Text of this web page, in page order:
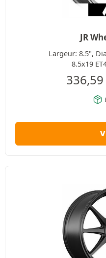
JR
Largeur: 8.5",
8.5x19
336,59